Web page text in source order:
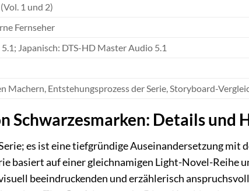
1 und 2)
Fernseher
Japanisch: DTS-HD Master Audio 5.1
Machern, Entstehungsprozess der Serie, Storyboard-
Schwarzesmarken: Details und
es ist eine tiefgründige Auseinandersetzung mit
basiert auf einer gleichnamigen Light-Novel-Reihe
beeindruckenden und erzählerisch